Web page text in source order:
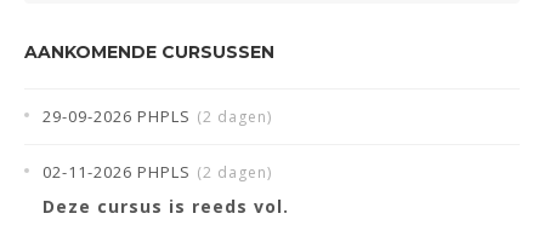
AANKOMENDE CURSUSSEN
29-09-2026 PHPLS (2 dagen)
02-11-2026 PHPLS (2 dagen)
Deze cursus is reeds vol.